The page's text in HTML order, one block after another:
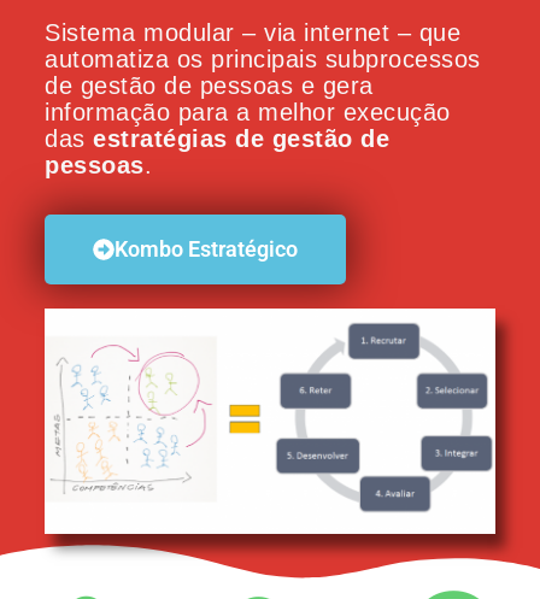
Sistema modular – via internet – que
automatiza os principais subprocessos
de gestão de pessoas e gera
informação para a melhor execução
das estratégias de gestão de
pessoas.
Kombo Estratégico